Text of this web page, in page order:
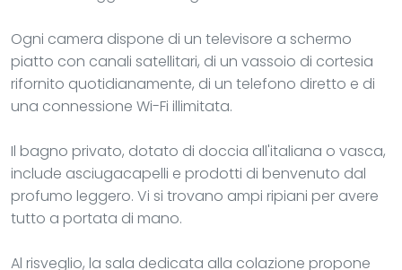
Ogni camera dispone di un televisore a schermo
piatto con canali satellitari, di un vassoio di cortesia
rifornito quotidianamente, di un telefono diretto e di
una connessione Wi-Fi illimitata.
Il bagno privato, dotato di doccia all'italiana o vasca,
include asciugacapelli e prodotti di benvenuto dal
profumo leggero. Vi si trovano ampi ripiani per avere
tutto a portata di mano.
Al risveglio, la sala dedicata alla colazione propone